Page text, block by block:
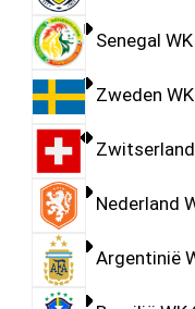
Senegal
Zweden
Nederland
Argentinië